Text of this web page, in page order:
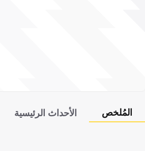
المُلخص الأحداث الرئيسية